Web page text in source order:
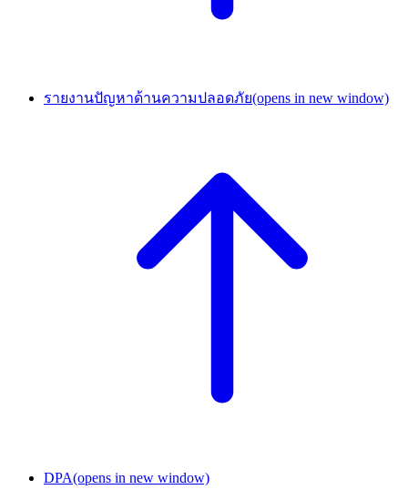
รายงานปัญหาด้านความปลอดภัย(opens in new window)
DPA(opens in new window)